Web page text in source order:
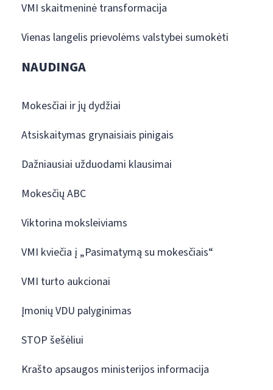
VMI skaitmeninė transformacija
Vienas langelis prievolėms valstybei sumokėti
NAUDINGA
Mokesčiai ir jų dydžiai
Atsiskaitymas grynaisiais pinigais
Dažniausiai užduodami klausimai
Mokesčių ABC
Viktorina moksleiviams
VMI kviečia į „Pasimatymą su mokesčiais“
VMI turto aukcionai
Įmonių VDU palyginimas
STOP šešėliui
Krašto apsaugos ministerijos informacija